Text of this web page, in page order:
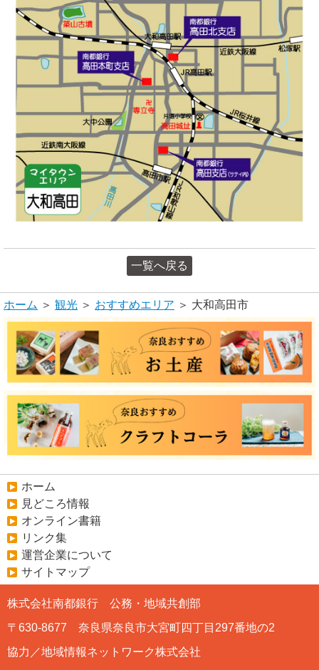
一覧へ戻る
ホーム ＞ 観光 ＞ おすすめエリア ＞ 大和高田市
ホーム
見どころ情報
オンライン書籍
リンク集
運営企業について
サイトマップ
株式会社南都銀行 公務・地域共創部
〒630-8677 奈良県奈良市大宮町四丁目297番地の2
協力／地域情報ネットワーク株式会社